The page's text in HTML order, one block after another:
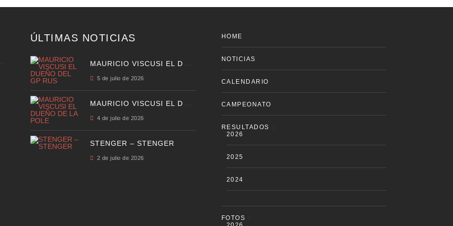
ÚLTIMAS NOTICIAS
5 de julio de 2026
4 de julio de 2026
STENGER – STENGER
2 de julio de 2026
HOME
NOTICIAS
CALENDARIO
CAMPEONATO
RESULTADOS
2026
2025
2024
FOTOS